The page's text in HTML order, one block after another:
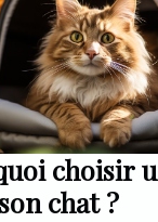
choisir
chat ?